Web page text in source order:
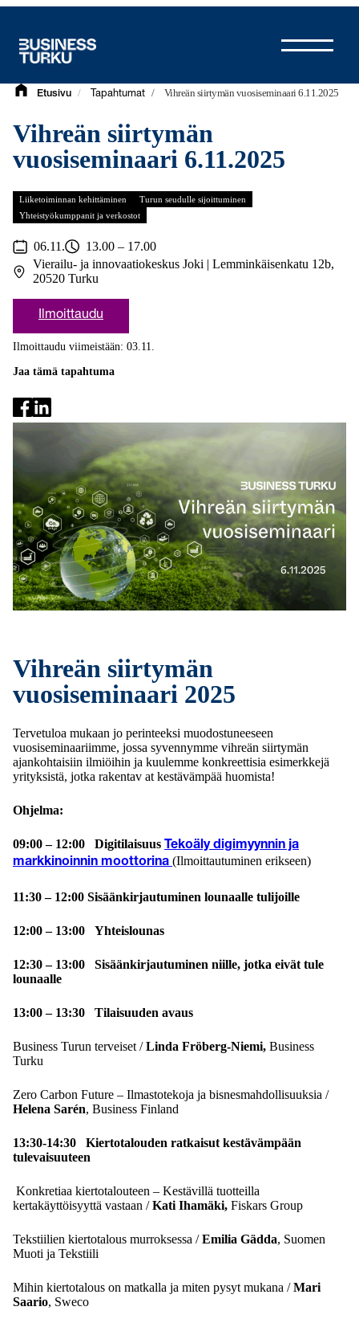
Etusivu / Tapahtumat / Vihreän siirtymän vuosiseminaari 6.11.2025
Vihreän siirtymän
vuosiseminaari 6.11.2025
Liiketoiminnan kehittäminen
Turun seudulle sijoittuminen
Yhteistyökumppanit ja verkostot
06.11.
13.00 – 17.00
Vierailu- ja innovaatiokeskus Joki | Lemminkäisenkatu 12b,
20520 Turku
Ilmoittaudu
Ilmoittaudu viimeistään: 03.11.
Jaa tämä tapahtuma
Vihreän siirtymän
vuosiseminaari 2025
Tervetuloa mukaan jo perinteeksi muodostuneeseen
vuosiseminaariimme, jossa syvennymme vihreän siirtymän
ajankohtaisiin ilmiöihin ja kuulemme konkreettisia esimerkkejä
yrityksistä, jotka rakentav at kestävämpää huomista!
Ohjelma:
09:00 – 12:00 Digitilaisuus Tekoäly digimyynnin ja
markkinoinnin moottorina(Ilmoittautuminen erikseen)
11:30 – 12:00 Sisäänkirjautuminen lounaalle tulijoille
12:00 – 13:00 Yhteislounas
12:30 – 13:00 Sisäänkirjautuminen niille, jotka eivät tule
lounaalle
13:00 – 13:30 Tilaisuuden avaus
Business Turun terveiset /Linda Fröberg-Niemi, Business
Turku
Zero Carbon Future – Ilmastotekoja ja bisnesmahdollisuuksia /
Helena Sarén, Business Finland
13:30-14:30 Kiertotalouden ratkaisut kestävämpään
tulevaisuuteen
Konkretiaa kiertotalouteen – Kestävillä tuotteilla
kertakäyttöisyyttä vastaan /Kati Ihamäki, Fiskars Group
Tekstiilien kiertotalous murroksessa /Emilia Gädda, Suomen
Muoti ja Tekstiili
Mihin kiertotalous on matkalla ja miten pysyt mukana /Mari
Saario, Sweco